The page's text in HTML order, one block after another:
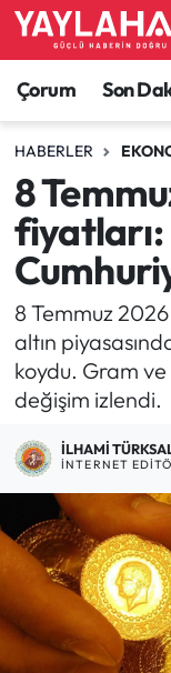
Çorum Son
HABERLER
8
8 Temmuz
altın
koydu. Gram
değişim izlendi.
İLHAMI
İNTERNET
Alaca
Bayat
Bilgi -
Bilim ve
Boğazkale
Çorum
Eğitim
Ekonomi
Güncel
Çorum
Çorum Hava
Çorum
Çorum
TFF 1.Lig
Tüm